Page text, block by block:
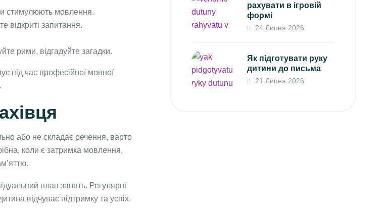
стимулюють мовлення.
відкриті запитання.
рими, відгадуйте загадки.
під час професійної мовної
або не складає речення, варто
коли є затримка мовлення,
план занять. Регулярні
відчуває підтримку та успіх.
рахувати в ігровій
формі
24 Липня 2026
Як підготувати руку
дитини до письма
21 Липня 2026